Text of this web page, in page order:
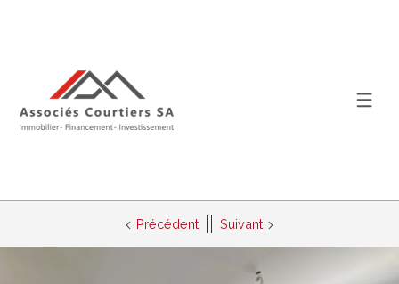
Précédent Suivant